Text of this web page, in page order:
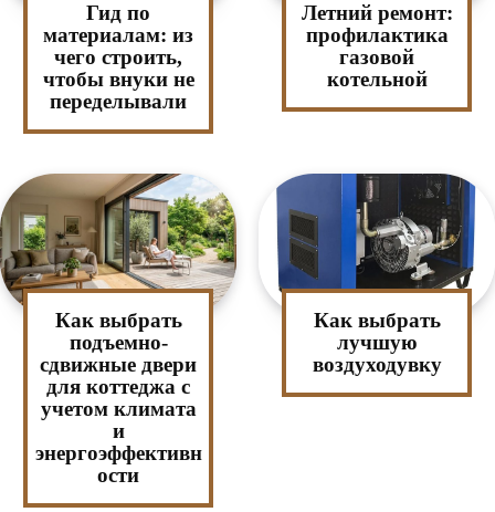
Гид по
материалам: из
чего строить,
чтобы внуки не
переделывали
Летний ремонт:
профилактика
газовой
котельной
Как выбрать
подъемно-
сдвижные двери
для коттеджа с
учетом климата
и
энергоэффективн
ости
Как выбрать
лучшую
воздуходувку